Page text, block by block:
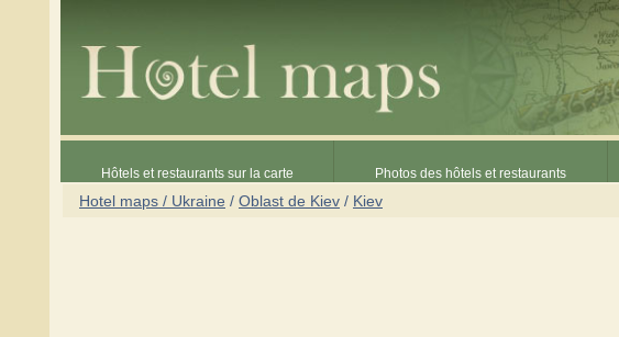
Hôtels et restaurants sur la carte Photos des hôtels et restaurants
Hotel maps / Ukraine / Oblast de Kiev / Kiev